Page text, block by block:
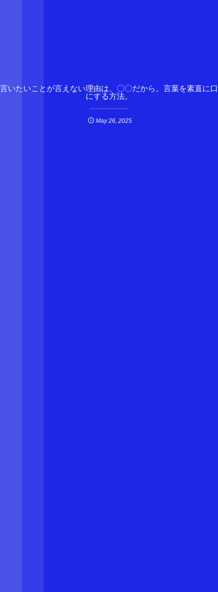
言いたいことが言えない理由は、〇〇だから。言葉を素直に口
にする方法。
May 26, 2025